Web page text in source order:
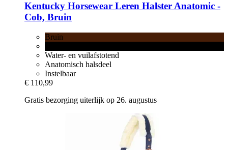
Kentucky Horsewear Leren Halster Anatomic -​
Cob, Bruin
Bruin
Water- en vuilafstotend
Anatomisch halsdeel
Instelbaar
€ 110,99
Gratis bezorging uiterlijk op 26. augustus